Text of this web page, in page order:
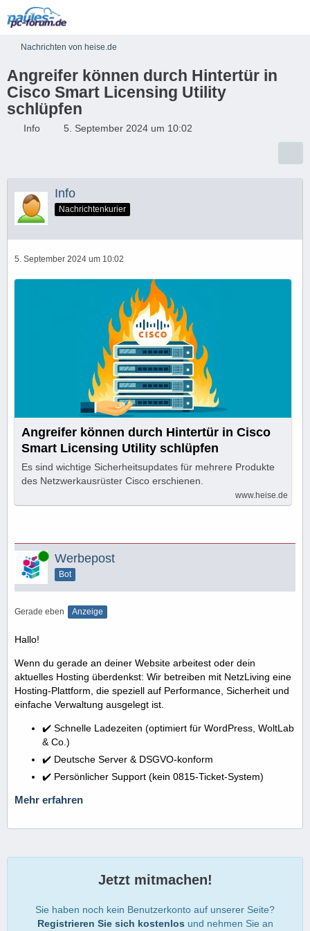
Nachrichten von heise.de
Angreifer können durch Hintertür in
Cisco Smart Licensing Utility
schlüpfen
Info 5. September 2024 um 10:02
Info
Nachrichtenkurier
5. September 2024 um 10:02
Angreifer können durch Hintertür in Cisco
Smart Licensing Utility schlüpfen
Es sind wichtige Sicherheitsupdates für mehrere Produkte
des Netzwerkausrüster Cisco erschienen.
www.heise.de
Online Werbepost
Bot
Gerade eben Anzeige
Hallo!
Wenn du gerade an deiner Website arbeitest oder dein
aktuelles Hosting überdenkst: Wir betreiben mit NetzLiving eine
Hosting-Plattform, die speziell auf Performance, Sicherheit und
einfache Verwaltung ausgelegt ist.
✔️ Schnelle Ladezeiten (optimiert für WordPress, WoltLab
& Co.)
✔️ Deutsche Server & DSGVO-konform
✔️ Persönlicher Support (kein 0815-Ticket-System)
Mehr erfahren
Jetzt mitmachen!
Sie haben noch kein Benutzerkonto auf unserer Seite?
Registrieren Sie sich kostenlos und nehmen Sie an